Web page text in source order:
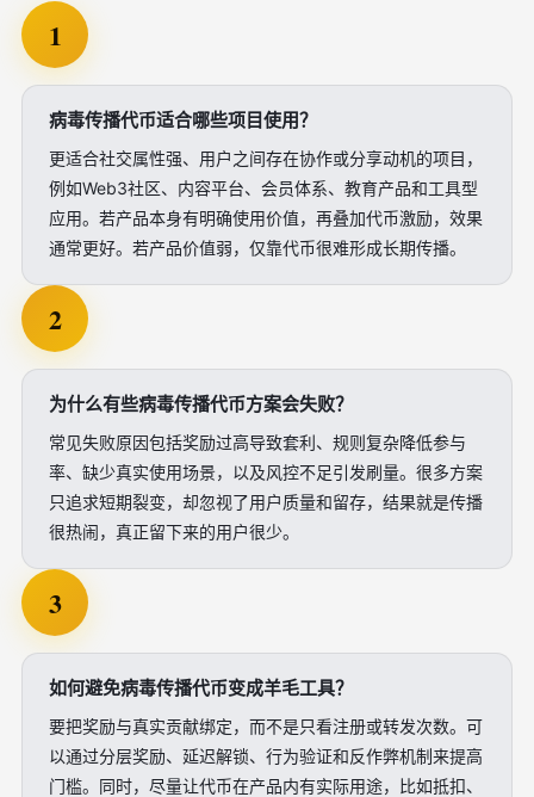
1
病毒传播代币适合哪些项目使用？
更适合社交属性强、用户之间存在协作或分享动机的项目，
例如Web3社区、内容平台、会员体系、教育产品和工具型
应用。若产品本身有明确使用价值，再叠加代币激励，效果
通常更好。若产品价值弱，仅靠代币很难形成长期传播。
2
为什么有些病毒传播代币方案会失败？
常见失败原因包括奖励过高导致套利、规则复杂降低参与
率、缺少真实使用场景，以及风控不足引发刷量。很多方案
只追求短期裂变，却忽视了用户质量和留存，结果就是传播
很热闹，真正留下来的用户很少。
3
如何避免病毒传播代币变成羊毛工具？
要把奖励与真实贡献绑定，而不是只看注册或转发次数。可
以通过分层奖励、延迟解锁、行为验证和反作弊机制来提高
门槛。同时，尽量让代币在产品内有实际用途，比如抵扣、